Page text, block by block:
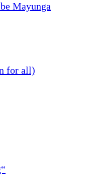
Mayunga
for all)